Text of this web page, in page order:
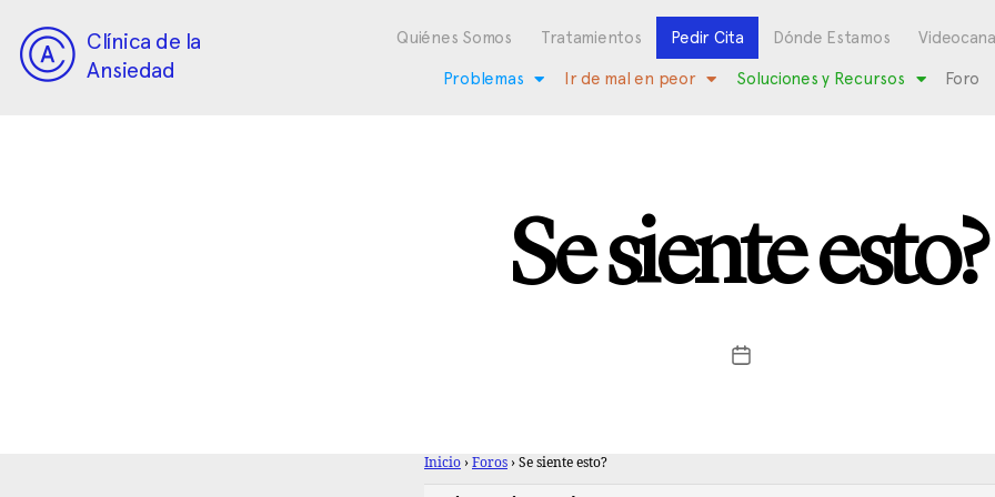
Clínica de la
Ansiedad
Quiénes Somos Tratamientos Pedir Cita Dónde Estamos
Problemas Ir de mal en peor Soluciones y Recursos Foro
Se siente esto?
Inicio › Foros › Se siente esto?